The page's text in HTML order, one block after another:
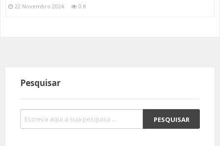
22 Novembro 2024 0 K
Pesquisar